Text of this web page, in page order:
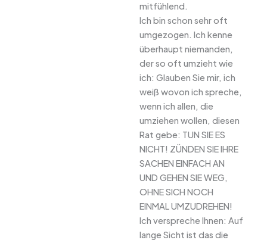
mitfühlend.
Ich bin schon sehr oft
umgezogen. Ich kenne
überhaupt niemanden,
der so oft umzieht wie
ich: Glauben Sie mir, ich
weiß wovon ich spreche,
wenn ich allen, die
umziehen wollen, diesen
Rat gebe: TUN SIE ES
NICHT! ZÜNDEN SIE IHRE
SACHEN EINFACH AN
UND GEHEN SIE WEG,
OHNE SICH NOCH
EINMAL UMZUDREHEN!
Ich verspreche Ihnen: Auf
lange Sicht ist das die